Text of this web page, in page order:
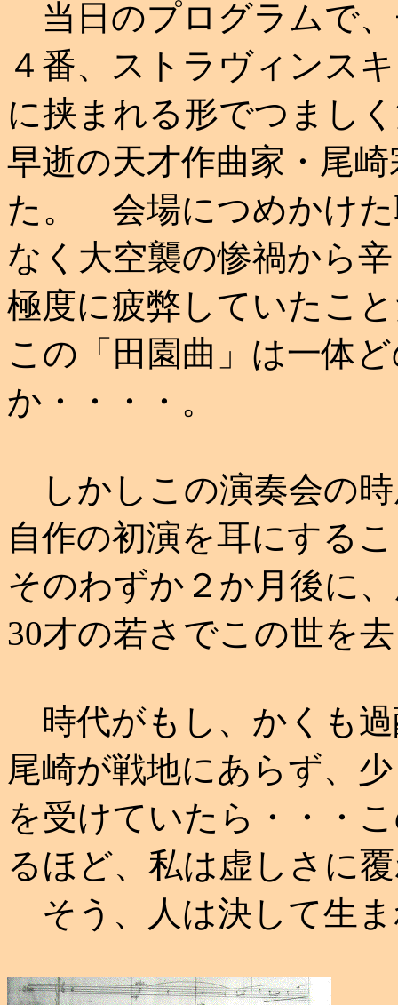
当日のプログラムで
４番、ストラヴィンス
に挟まれる形でつまし
早逝の天才作曲家・尾
た。 会場につめかけた
なく大空襲の惨禍から
極度に疲弊していたこ
この「田園曲」は一体
か・・・・。
しかしこの演奏会の
自作の初演を耳にする
そのわずか２か月後に
30才の若さでこの世を
時代がもし、かくも
尾崎が戦地にあらず、
を受けていたら・・・
るほど、私は虚しさに
そう、人は決して生